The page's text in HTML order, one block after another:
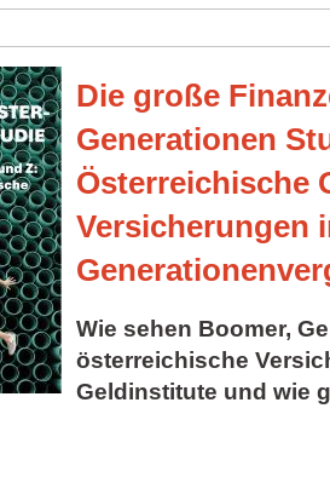
Die große
Generationen
Österreichische
Versicherungen
Wie sehen Boomer,
österreichische
Geldinstitute und wie